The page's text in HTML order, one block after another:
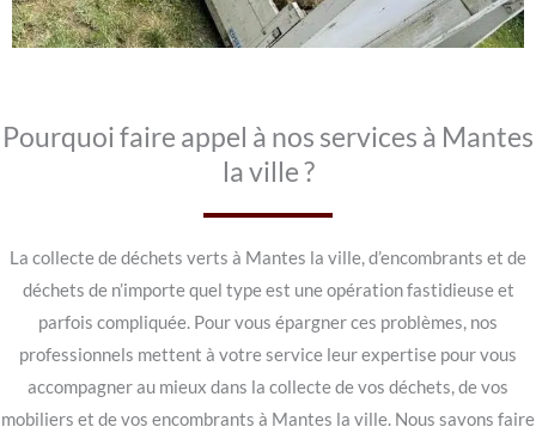
Pourquoi faire appel à nos services à Mantes
la ville ?
La collecte de déchets verts à Mantes la ville, d’encombrants et de
déchets de n’importe quel type est une opération fastidieuse et
parfois compliquée. Pour vous épargner ces problèmes, nos
professionnels mettent à votre service leur expertise pour vous
accompagner au mieux dans la collecte de vos déchets, de vos
mobiliers et de vos encombrants à Mantes la ville. Nous savons faire